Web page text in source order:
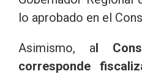
lo aprobado en el
Asimismo, al
corresponde